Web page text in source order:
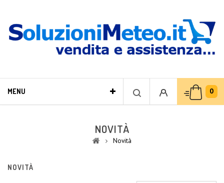
0
MENU
NOVITÀ
Novità
NOVITÀ